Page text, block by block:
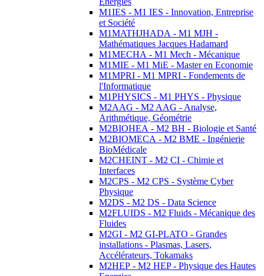
M1IES - M1 IES - Innovation, Entreprise
et Société
M1MATHJHADA - M1 MJH -
Mathématiques Jacques Hadamard
M1MECHA - M1 Mech - Mécanique
M1MIE - M1 MiE - Master en Economie
M1MPRI - M1 MPRI - Fondements de
l'Informatique
M1PHYSICS - M1 PHYS - Physique
M2AAG - M2 AAG - Analyse,
Arithmétique, Géométrie
M2BIOHEA - M2 BH - Biologie et Santé
M2BIOMECA - M2 BME - Ingénierie
BioMédicale
M2CHEINT - M2 CI - Chimie et
Interfaces
M2CPS - M2 CPS - Système Cyber
Physique
M2DS - M2 DS - Data Science
M2FLUIDS - M2 Fluids - Mécanique des
Fluides
M2GI - M2 GI-PLATO - Grandes
installations - Plasmas, Lasers,
Accélérateurs, Tokamaks
M2HEP - M2 HEP - Physique des Hautes